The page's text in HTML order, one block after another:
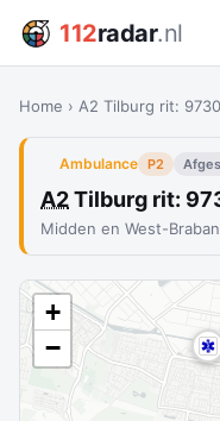
112radar.nl
Home › A2 Tilburg rit:
Ambulance P2
A2Tilburg rit:
Midden en West-
+
−